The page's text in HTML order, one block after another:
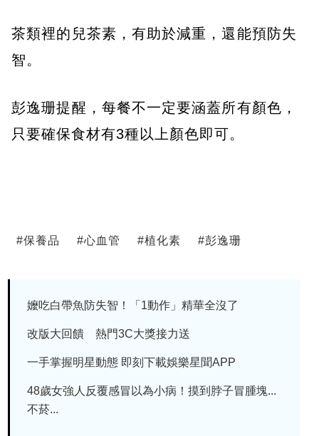
茶類裡的兒茶素，有助於減重，還能預防失
智。
彭逸珊提醒，每餐不一定要涵蓋所有顏色，
只要確保食材有3種以上顏色即可。
#保養品 #心血管 #植化素 #彭逸珊
嬤吃白帶魚防失智！「1動作」精華全沒了
改版大回饋 熱門3C大獎接力送
一手掌握明星動態 即刻下載娛樂星聞APP
48歲女強人反覆感冒以為小病！摸到脖子冒腫塊...
不菸...